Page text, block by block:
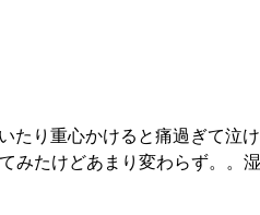
たり重心かけると痛過ぎて泣
みたけどあまり変わらず。。